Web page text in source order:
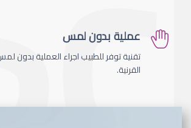
عملية بدون لمس
تقنية توفر للطبيب اجراء العملية بدون
القرنية.